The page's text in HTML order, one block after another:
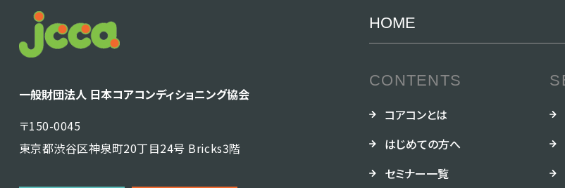
一般財団法人 日本コアコンディショニング協会
〒150-0045
東京都渋谷区神泉町20丁目24号 Bricks3階
HOME
CONTENTS
コアコンとは
はじめての方へ
セミナー一覧